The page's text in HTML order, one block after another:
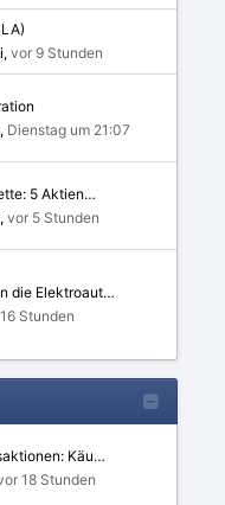
vor 9 Stunden
Dienstag um 21:07
5 Aktien…
vor 5 Stunden
die Elektroaut…
Stunden
Käu…
18 Stunden